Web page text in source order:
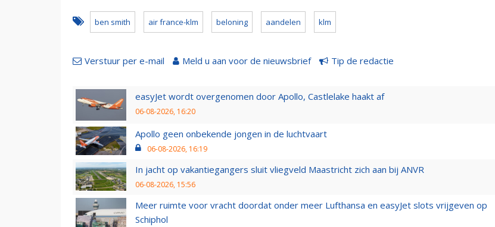
ben smith air france-klm beloning aandelen klm
Verstuur per e-mail Meld u aan voor de nieuwsbrief Tip de redactie
easyJet wordt overgenomen door Apollo, Castlelake haakt af
06-08-2026, 16:20
Apollo geen onbekende jongen in de luchtvaart
06-08-2026, 16:19
In jacht op vakantiegangers sluit vliegveld Maastricht zich aan bij ANVR
06-08-2026, 15:56
Meer ruimte voor vracht doordat onder meer Lufthansa en easyJet slots vrijgeven op
Schiphol